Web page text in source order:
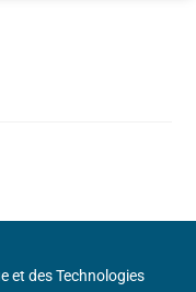
et des Technologies